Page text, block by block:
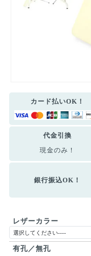
カード払いOK！
代金引換
現金のみ！
銀行振込OK！
レザーカラー
有孔／無孔